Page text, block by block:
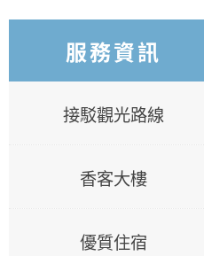
服務資訊
接駁觀光路線
香客大樓
優質住宿